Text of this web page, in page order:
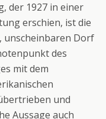
der 1927 in einer
erschien, ist die
unscheinbaren Dorf
des
mit dem
und
Aussage auch